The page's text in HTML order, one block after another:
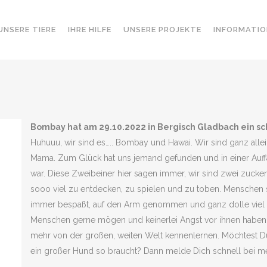
TIERE IHRE HILFE UNSERE PROJEKTE
Bombay hat am 29.10.2022 in Bergisch Gladbach ein
Huhuuu, wir sind es….. Bombay und Hawai. Wir sind ganz
Mama. Zum Glück hat uns jemand gefunden und in einer
war. Diese Zweibeiner hier sagen immer, wir sind zwei
sooo viel zu entdecken, zu spielen und zu toben.
immer bespaßt, auf den Arm genommen und ganz dolle
Menschen gerne mögen und keinerlei Angst vor ihnen
mehr von der großen, weiten Welt kennenlernen. Möchtest
ein großer Hund so braucht? Dann melde Dich schnell bei